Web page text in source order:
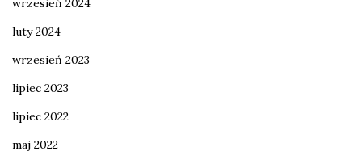
wrzesień 2024
luty 2024
wrzesień 2023
lipiec 2023
lipiec 2022
maj 2022